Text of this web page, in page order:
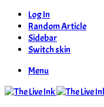
Log In
Random Article
Sidebar
Switch skin
Menu